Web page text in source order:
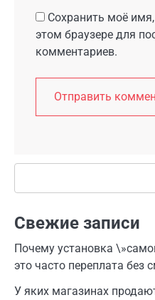
Сохранить моё
этом браузере для
комментариев.
Свежие записи
Почему установка
это часто переплата без
У яких магазинах